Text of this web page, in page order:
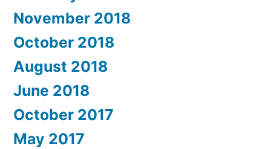
November 2018
October 2018
August 2018
June 2018
October 2017
May 2017